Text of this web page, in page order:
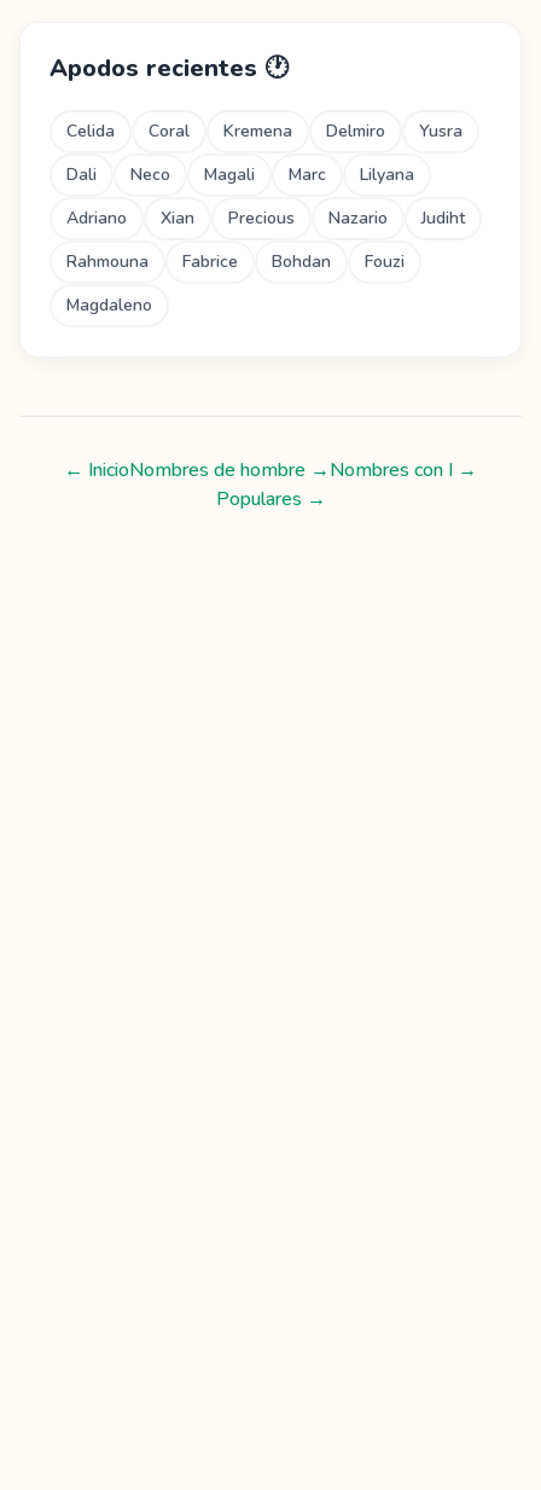
Apodos recientes 🕐
Celida Coral Kremena Delmiro
Yusra
Dali
Neco Magali Marc
Lilyana
Adriano
Xian Precious Nazario
Judiht
Rahmouna
Fabrice Bohdan
Fouzi
Magdaleno
← InicioNombres de hombre →Nombres con I →
Populares →